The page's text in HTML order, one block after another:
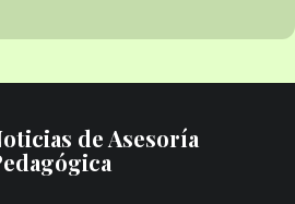
de Asesoría